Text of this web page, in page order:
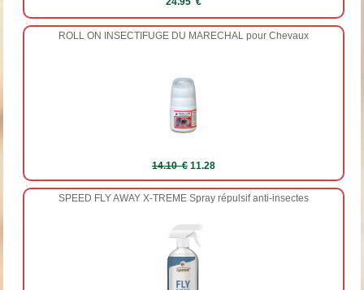
ROLL ON INSECTIFUGE DU MARECHAL pour Chevaux
14.10 €11.28
SPEED FLY AWAY X-TREME Spray répulsif anti-insectes